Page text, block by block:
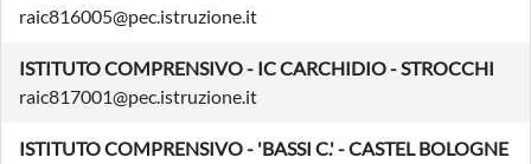
raic816005@pec.istruzione.it
ISTITUTO COMPRENSIVO - IC CARCHIDIO - STROCCHI
raic817001@pec.istruzione.it
ISTITUTO COMPRENSIVO - 'BASSI C.' - CASTEL BOLOGNE